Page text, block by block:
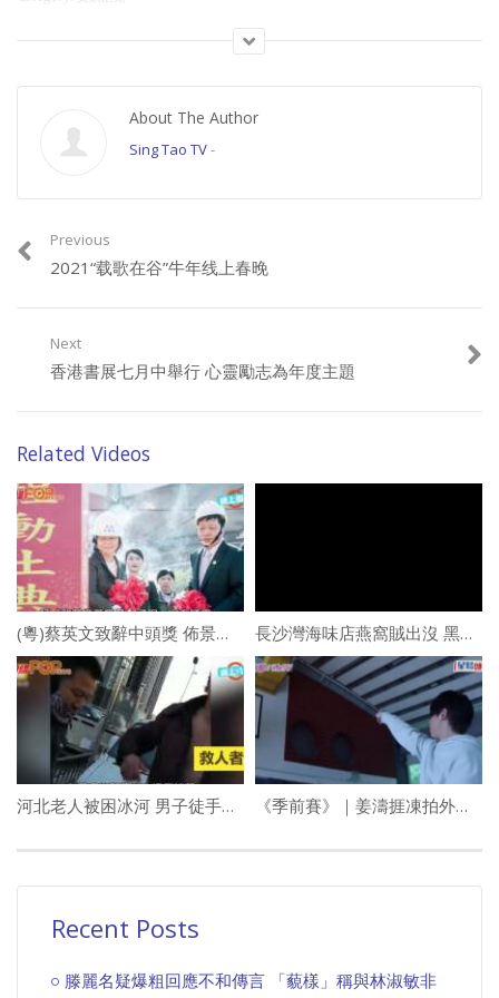
About The Author
Sing Tao TV-
Previous
2021“载歌在谷”牛年线上春晚
Next
香港書展七月中舉行 心靈勵志為年度主題
Related Videos
(粵)蔡英文致辭中頭獎 佈景板壓頭仲識講笑 長沙灣海味店燕窩賊出沒 黑衫男聲東擊西買桃膠後逃去
河北老人被困冰河 男子徒手破冰拯救 《季前賽》｜姜濤捱凍拍外景硬搶193條巾 張繼聰崇拜眼神望姜B投籃
Recent Posts
滕麗名疑爆粗回應不和傳言 「藐樣」稱與林淑敏非